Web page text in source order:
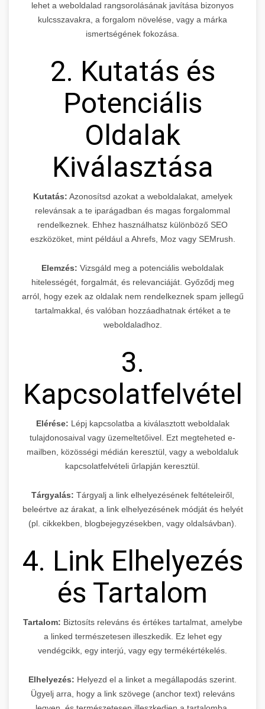
lehet a weboldalad rangsorolásának javítása bizonyos
kulcsszavakra, a forgalom növelése, vagy a márka
ismertségének fokozása.
2. Kutatás és
Potenciális
Oldalak
Kiválasztása
Kutatás: Azonosítsd azokat a weboldalakat, amelyek
relevánsak a te iparágadban és magas forgalommal
rendelkeznek. Ehhez használhatsz különböző SEO
eszközöket, mint például a Ahrefs, Moz vagy SEMrush.
Elemzés: Vizsgáld meg a potenciális weboldalak
hitelességét, forgalmát, és relevanciáját. Győződj meg
arról, hogy ezek az oldalak nem rendelkeznek spam jellegű
tartalmakkal, és valóban hozzáadhatnak értéket a te
weboldaladhoz.
3.
Kapcsolatfelvétel
Elérése: Lépj kapcsolatba a kiválasztott weboldalak
tulajdonosaival vagy üzemeltetőivel. Ezt megteheted e-
mailben, közösségi médián keresztül, vagy a weboldaluk
kapcsolatfelvételi űrlapján keresztül.
Tárgyalás: Tárgyalj a link elhelyezésének feltételeiről,
beleértve az árakat, a link elhelyezésének módját és helyét
(pl. cikkekben, blogbejegyzésekben, vagy oldalsávban).
4. Link Elhelyezés
és Tartalom
Tartalom: Biztosíts releváns és értékes tartalmat, amelybe
a linked természetesen illeszkedik. Ez lehet egy
vendégcikk, egy interjú, vagy egy termékértékelés.
Elhelyezés: Helyezd el a linket a megállapodás szerint.
Ügyelj arra, hogy a link szövege (anchor text) releváns